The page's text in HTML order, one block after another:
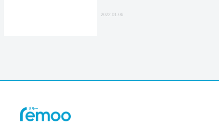
2022.01.06